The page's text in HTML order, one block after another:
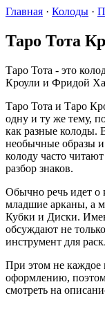
Главная · Колоды ·
Таро Тота
Таро Тота - это
Кроули и Фридой
Таро Тота и Таро
одну и ту же тему,
как разные колоды.
необычные образы
колоду часто
разбор знаков.
Обычно речь идет о
младшие арканы, а
Кубки и Диски.
обсуждают не
инструмент для
При этом не каждое
оформлению,
смотреть на